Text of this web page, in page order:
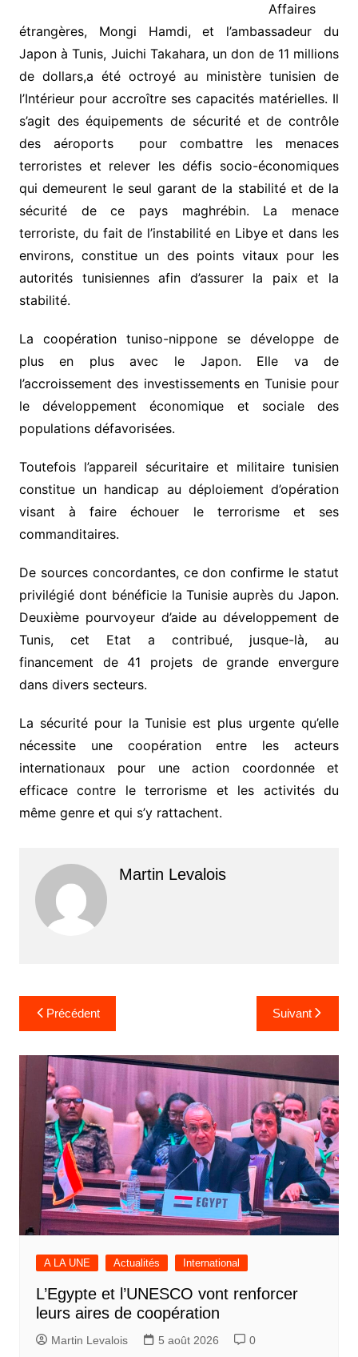
Affaires
étrangères, Mongi Hamdi, et l’ambassadeur du
Japon à Tunis, Juichi Takahara, un don de 11 millions
de dollars,a été octroyé au ministère tunisien de
l’Intérieur pour accroître ses capacités matérielles. Il
s’agit des équipements de sécurité et de contrôle
des aéroports pour combattre les menaces
terroristes et relever les défis socio-économiques
qui demeurent le seul garant de la stabilité et de la
sécurité de ce pays maghrébin. La menace
terroriste, du fait de l’instabilité en Libye et dans les
environs, constitue un des points vitaux pour les
autorités tunisiennes afin d’assurer la paix et la
stabilité.
La coopération tuniso-nippone se développe de
plus en plus avec le Japon. Elle va de
l’accroissement des investissements en Tunisie pour
le développement économique et sociale des
populations défavorisées.
Toutefois l’appareil sécuritaire et militaire tunisien
constitue un handicap au déploiement d’opération
visant à faire échouer le terrorisme et ses
commanditaires.
De sources concordantes, ce don confirme le statut
privilégié dont bénéficie la Tunisie auprès du Japon.
Deuxième pourvoyeur d’aide au développement de
Tunis, cet Etat a contribué, jusque-là, au
financement de 41 projets de grande envergure
dans divers secteurs.
La sécurité pour la Tunisie est plus urgente qu’elle
nécessite une coopération entre les acteurs
internationaux pour une action coordonnée et
efficace contre le terrorisme et les activités du
même genre et qui s’y rattachent.
Martin Levalois
Navigation
de
l’article
Précédent Suivant
A LA UNE Actualités International
L’Egypte et l’UNESCO vont renforcer
leurs aires de coopération
Martin Levalois 5 août 2026 0